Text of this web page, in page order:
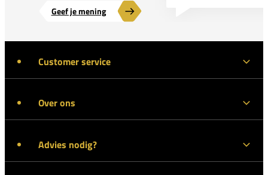
Geef je mening
Customer service
Over ons
Advies nodig?